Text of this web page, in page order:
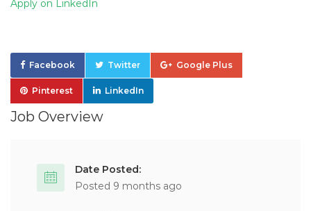
Apply on LinkedIn
Facebook Twitter Google Plus
Pinterest LinkedIn
Job Overview
Date Posted:
Posted 9 months ago